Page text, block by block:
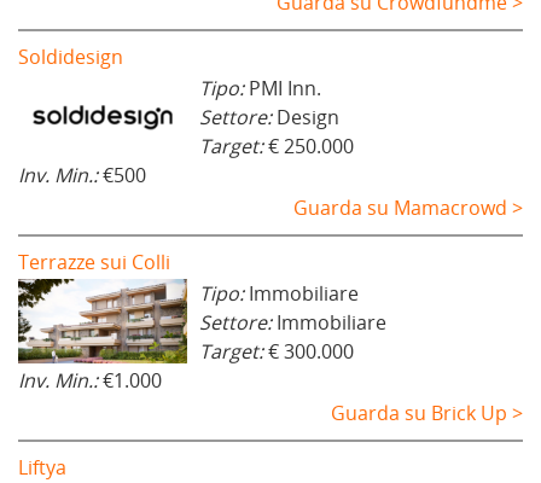
Soldidesign
Tipo:PMI Inn.
Settore:Design
Target:€ 250.000
Inv. Min.:€500
Guarda su Mamacrowd >
Terrazze sui Colli
Tipo:Immobiliare
Settore:Immobiliare
Target:€ 300.000
Inv. Min.:€1.000
Guarda su Brick Up >
Liftya